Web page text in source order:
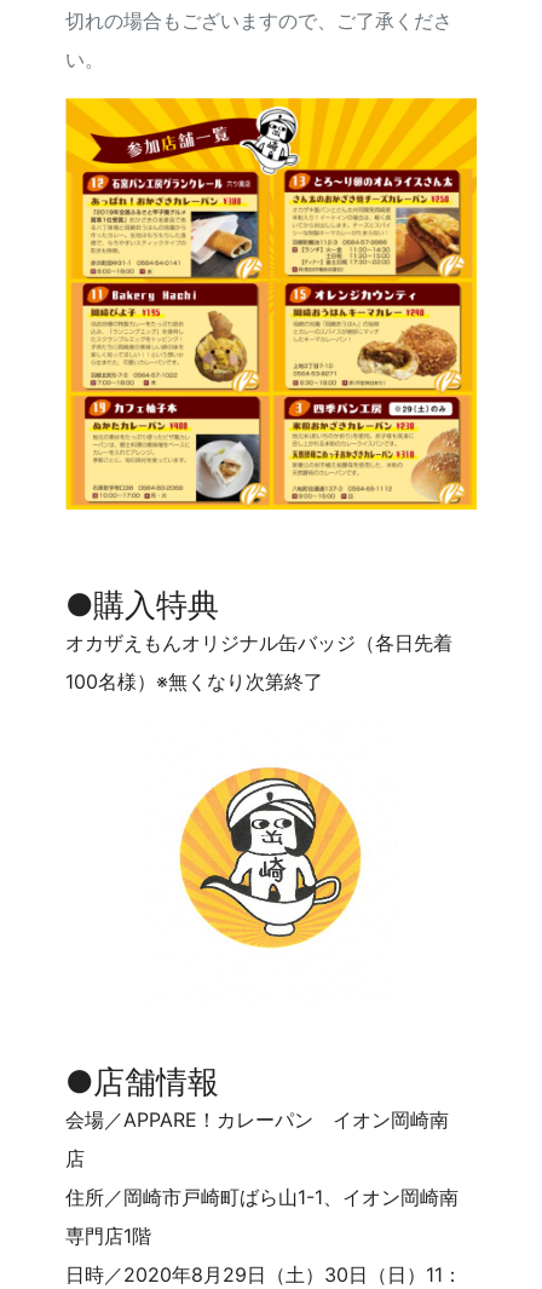
切れの場合もございますので、ご了承くださ
い。
●購入特典
オカザえもんオリジナル缶バッジ（各日先着
100名様）※無くなり次第終了
●店舗情報
会場／APPARE！カレーパン イオン岡崎南
店
住所／岡崎市戸崎町ばら山1-1、イオン岡崎南
専門店1階
日時／2020年8月29日（土）30日（日）11：